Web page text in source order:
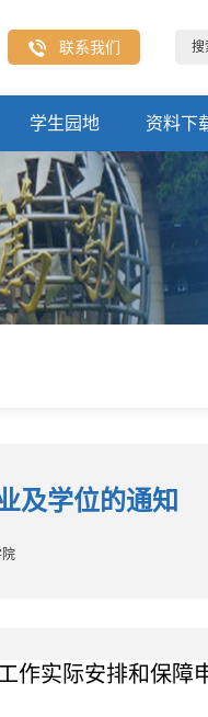
联系我们
学生园地 资料下
及学位的通知
作实际安排和保障